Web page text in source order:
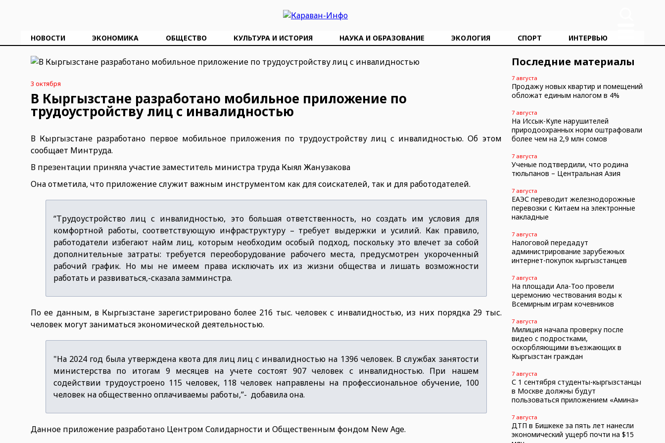
НОВОСТИ ЭКОНОМИКА ОБЩЕСТВО КУЛЬТУРА И ИСТОРИЯ НАУКА И ОБРАЗОВАНИЕ ЭКОЛОГИЯ СПОРТ ИНТЕРВЬЮ
3 октября
В Кыргызстане разработано мобильное приложение по
трудоустройству лиц с инвалидностью
В Кыргызстане разработано первое мобильное приложения по трудоустройству лиц с инвалидностью. Об этом
сообщает Минтруда.
В презентации приняла участие заместитель министра труда Кыял Жанузакова
Она отметила, что приложение служит важным инструментом как для соискателей, так и для работодателей.
“Трудоустройство лиц с инвалидностью, это большая ответственность, но создать им условия для
комфортной работы, соответствующую инфраструктуру – требует выдержки и усилий. Как правило,
работодатели избегают найм лиц, которым необходим особый подход, поскольку это влечет за собой
дополнительные затраты: требуется переоборудование рабочего места, предусмотрен укороченный
рабочий график. Но мы не имеем права исключать их из жизни общества и лишать возможности
работать и развиваться,-сказала замминстра.
По ее данным, в Кыргызстане зарегистрировано более 216 тыс. человек с инвалидностью, из них порядка 29 тыс.
человек могут заниматься экономической деятельностью.
"На 2024 год была утверждена квота для лиц лиц с инвалидностью на 1396 человек. В службах занятости
министерства по итогам 9 месяцев на учете состоят 907 человек с инвалидностью. При нашем
содействии трудоустроено 115 человек, 118 человек направлены на профессиональное обучение, 100
человек на общественно оплачиваемы работы,”- добавила она.
Данное приложение разработано Центром Солидарности и Общественным фондом New Age.
Последние материалы
7 августа
Продажу новых квартир и помещений
обложат единым налогом в 4%
7 августа
На Иссык-Куле нарушителей
природоохранных норм оштрафовали
более чем на 2,9 млн сомов
7 августа
Ученые подтвердили, что родина
тюльпанов – Центральная Азия
7 августа
ЕАЭС переводит железнодорожные
перевозки с Китаем на электронные
накладные
7 августа
Налоговой передадут
администрирование зарубежных
интернет-покупок кыргызстанцев
7 августа
На площади Ала-Тоо провели
церемонию чествования воды к
Всемирным играм кочевников
7 августа
Милиция начала проверку после
видео с подростками,
оскорбляющими въезжающих в
Кыргызстан граждан
7 августа
С 1 сентября студенты-кыргызстанцы
в Москве должны будут
пользоваться приложением «Амина»
7 августа
ДТП в Бишкеке за пять лет нанесли
экономический ущерб почти на $15